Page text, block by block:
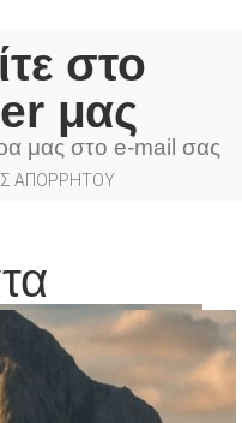
στο
μας
μας στο e-mail σας
ΑΠΟΡΡΗΤΟΥ